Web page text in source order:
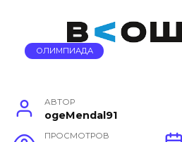
ОЛИМПИАДА
АВТОР
ogeMendal91
ПРОСМОТРОВ